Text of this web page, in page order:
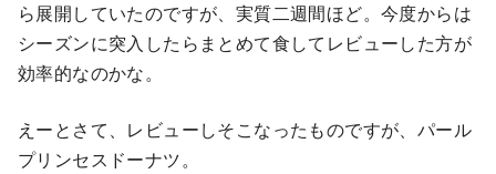
ら展開していたのですが、実質二週間ほど。今度からは
シーズンに突入したらまとめて食してレビューした方が
効率的なのかな。
えーとさて、レビューしそこなったものですが、パール
プリンセスドーナツ。